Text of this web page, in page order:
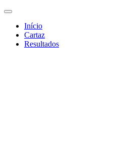
Início
Cartaz
Resultados